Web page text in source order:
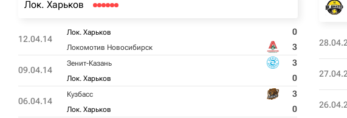
Лок. Харьков
12.04.14
Лок. Харьков 0
Локомотив Новосибирск 3
09.04.14
Зенит-Казань 3
Лок. Харьков 0
06.04.14
Кузбасс 3
Лок. Харьков 0